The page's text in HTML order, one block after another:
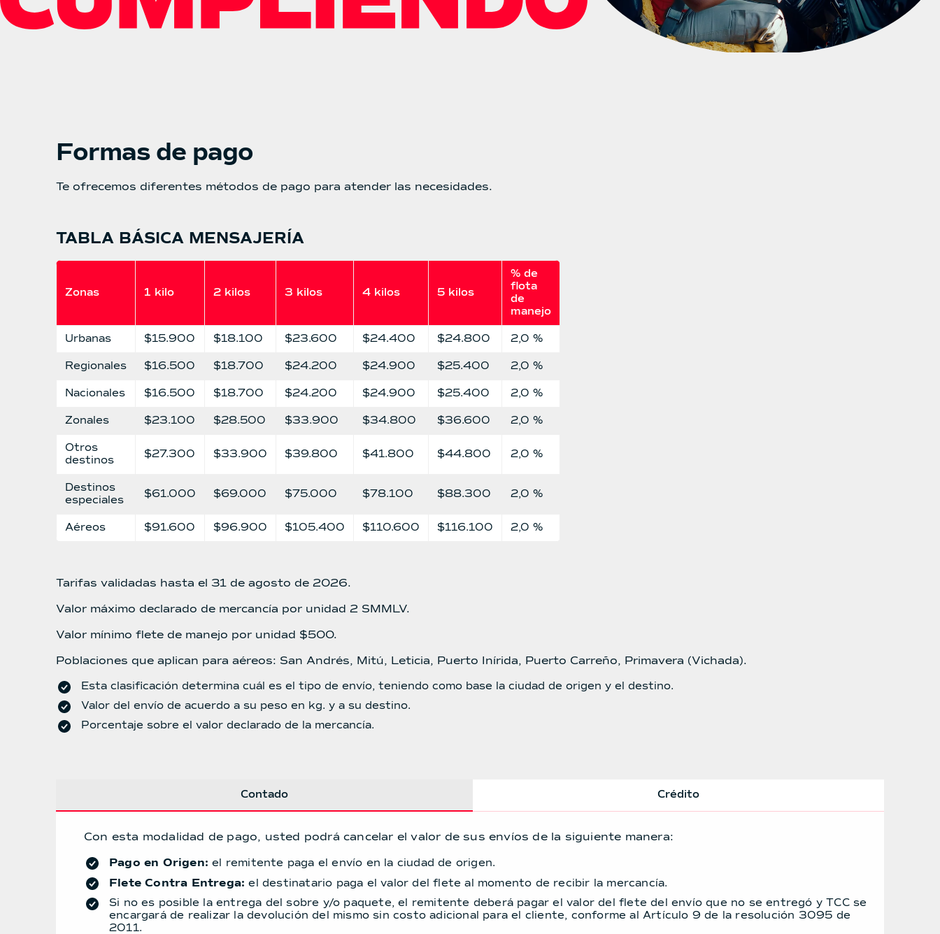
Formas de pago
Te ofrecemos diferentes métodos de pago para atender las necesidades.
TABLA BÁSICA MENSAJERÍA
Zonas 1 kilo 2 kilos 3 kilos 4 kilos 5 kilos
% de
flota
de
manejo
Urbanas $15.900 $18.100 $23.600 $24.400 $24.800 2,0 %
Regionales $16.500 $18.700 $24.200 $24.900 $25.400 2,0 %
Nacionales $16.500 $18.700 $24.200 $24.900 $25.400 2,0 %
Zonales $23.100 $28.500 $33.900 $34.800 $36.600 2,0 %
Otros
destinos
$27.300 $33.900 $39.800 $41.800 $44.800 2,0 %
Destinos
especiales
$61.000 $69.000 $75.000 $78.100 $88.300 2,0 %
Aéreos $91.600 $96.900 $105.400 $110.600 $116.100 2,0 %
Tarifas validadas hasta el 31 de agosto de 2026.
Valor máximo declarado de mercancía por unidad 2 SMMLV.
Valor mínimo flete de manejo por unidad $500.
Poblaciones que aplican para aéreos: San Andrés, Mitú, Leticia, Puerto Inírida, Puerto Carreño, Primavera (Vichada).
Esta clasificación determina cuál es el tipo de envío, teniendo como base la ciudad de origen y el destino.
Valor del envío de acuerdo a su peso en kg. y a su destino.
Porcentaje sobre el valor declarado de la mercancía.
Contado Crédito
Con esta modalidad de pago, usted podrá cancelar el valor de sus envíos de la siguiente manera:
Pago en Origen: el remitente paga el envío en la ciudad de origen.
Flete Contra Entrega: el destinatario paga el valor del flete al momento de recibir la mercancía.
Si no es posible la entrega del sobre y/o paquete, el remitente deberá pagar el valor del flete del envío que no se entregó y TCC se
encargará de realizar la devolución del mismo sin costo adicional para el cliente, conforme al Artículo 9 de la resolución 3095 de
2011.